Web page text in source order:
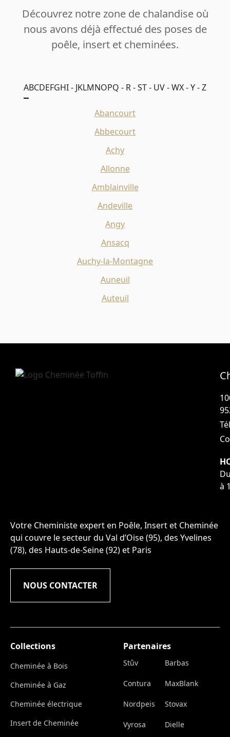
Découvrez notre zone de chalandise où
nous avons déjà effectué des poses de
poêle, insert et cheminées.
ABCDEFGHI - JKLMNOPQ - R - ST - UV - WX - Y - Z
Abancourt
Abbecourt
Achy
Allonne
Amblainville
Andeville
Angy
Ansacq
Auchy-la-Montagne
Auneuil
Auteuil
à
Votre Cheministe expert en Poêle, Insert et Cheminée
qui couvre le secteur du Val d’Oise (95), des Yvelines
(78), des Hauts-de-Seine (92) et Paris
NOUS CONTACTER
Collections
Cheminée à Bois
Cheminée à Gaz
Cheminée électrique
Insert de Cheminée
Partenaires
Stûv Barbas
Contura MaxBlank
Nordpeis Stovax
Vyrosa Dielle